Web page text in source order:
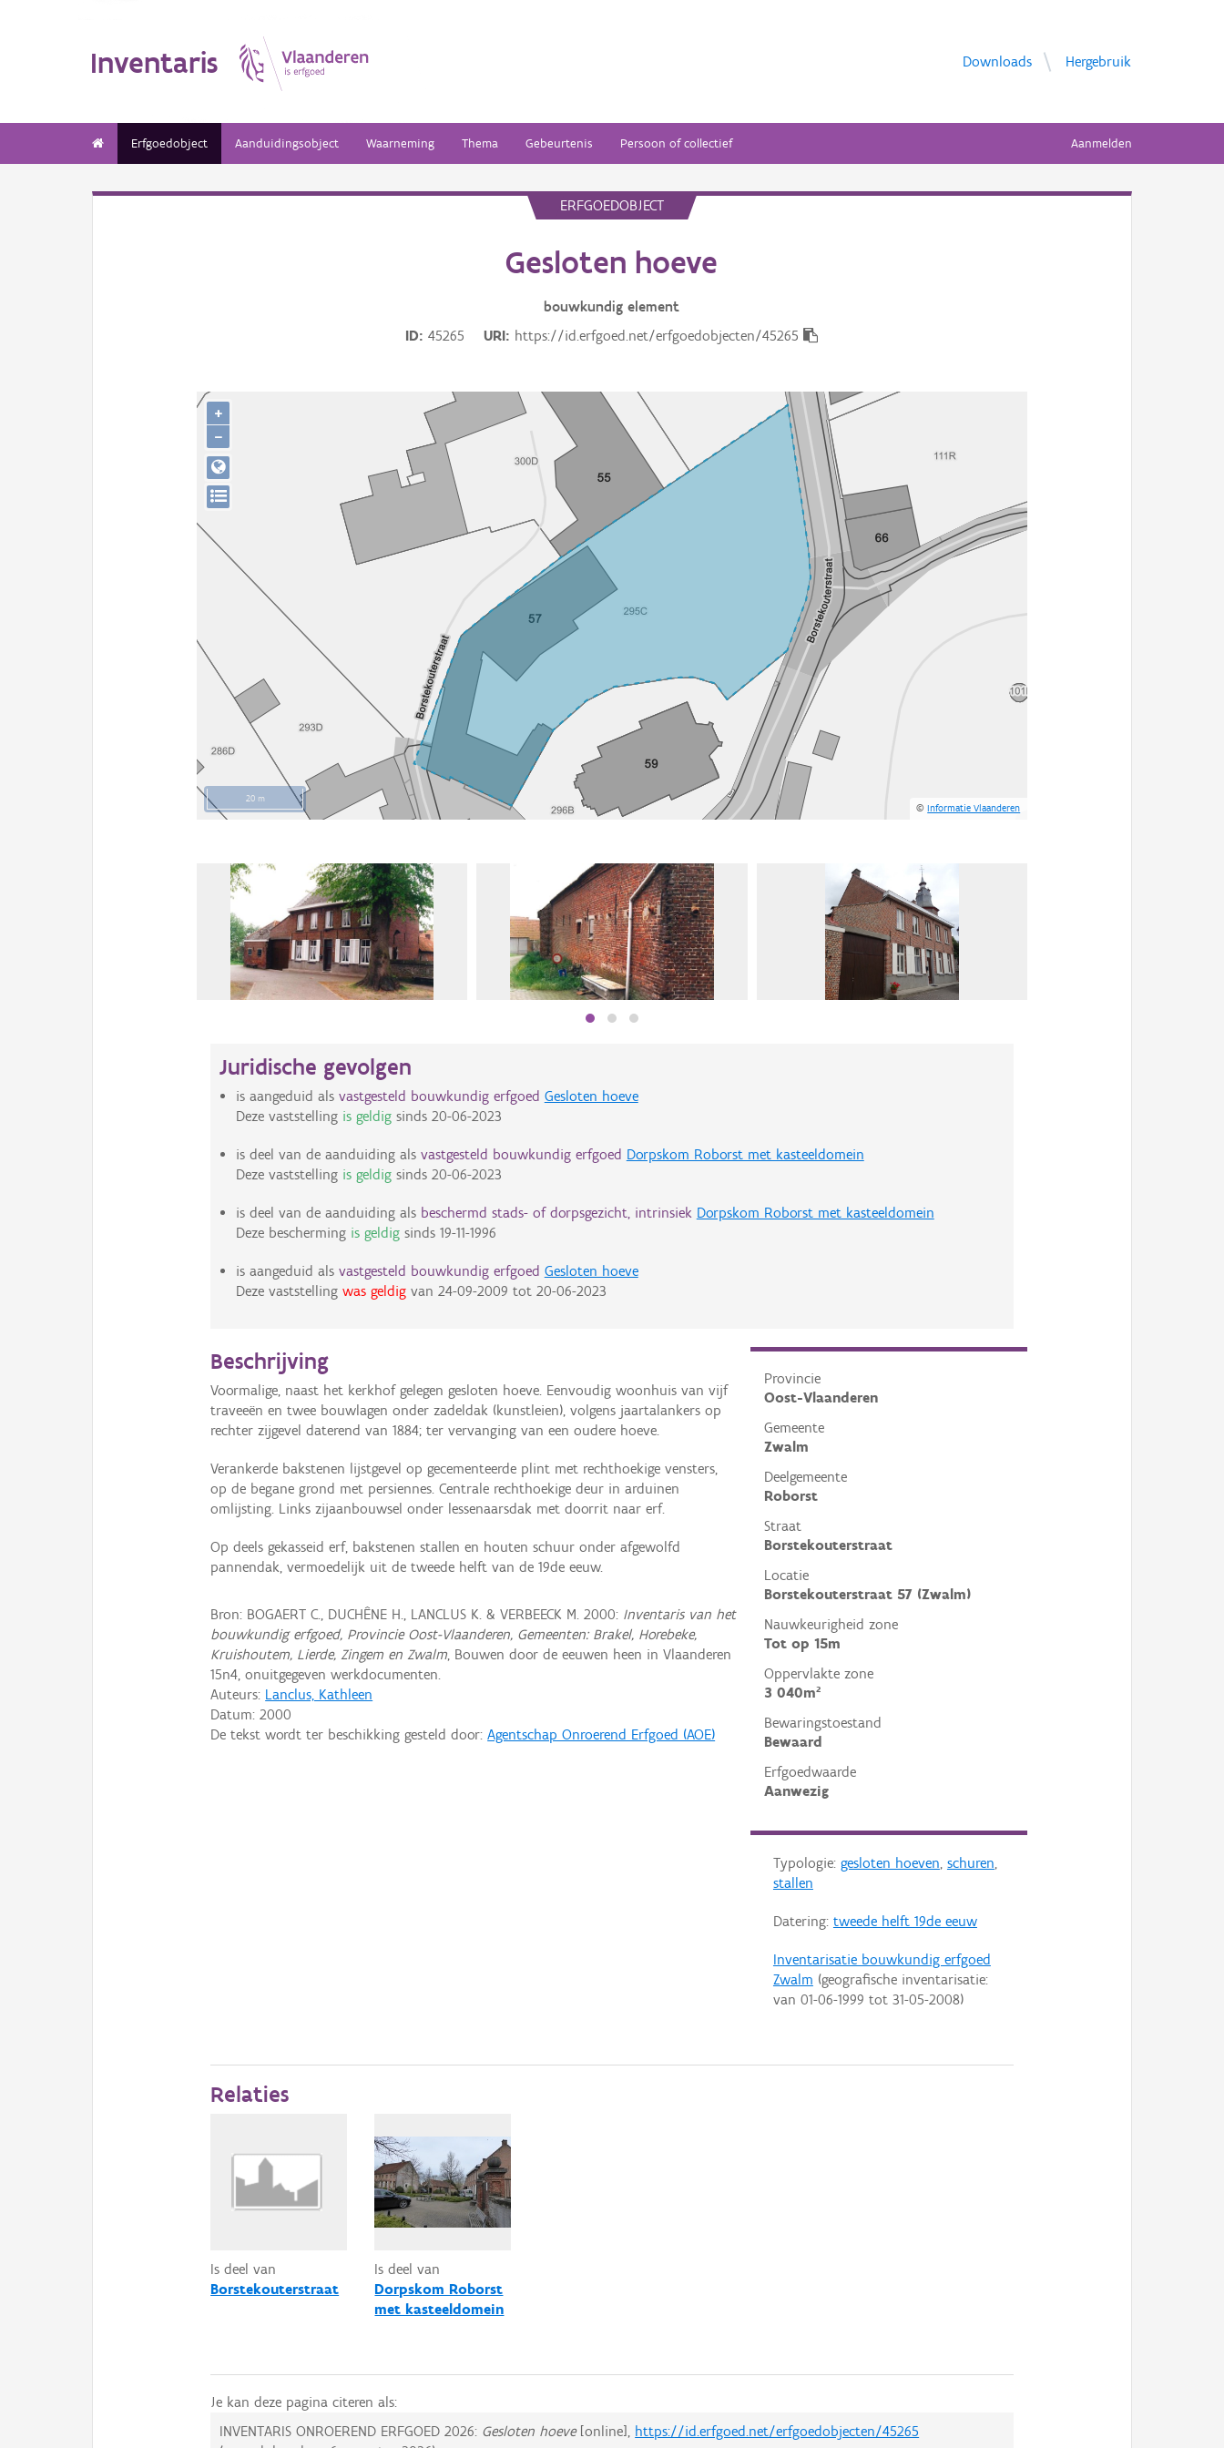
Inventaris Downloads Hergebruik
Erfgoedobject Aanduidingsobject Waarneming Thema Gebeurtenis Persoon of collectief Aanmelden
ERFGOEDOBJECT
Gesloten hoeve
bouwkundig element
ID
45265 URI https://id.erfgoed.net/erfgoedobjecten/45265
20 m
©Informatie Vlaanderen
+
−
Juridische gevolgen
is aangeduid als vastgesteld bouwkundig erfgoed Gesloten hoeve
Deze vaststelling is geldigsinds 20-06-2023
is deel van de aanduiding als vastgesteld bouwkundig erfgoed Dorpskom Roborst met kasteeldomein
Deze vaststelling is geldigsinds 20-06-2023
is deel van de aanduiding als beschermd stads- of dorpsgezicht, intrinsiek Dorpskom Roborst met kasteeldomein
Deze bescherming is geldigsinds 19-11-1996
is aangeduid als vastgesteld bouwkundig erfgoed Gesloten hoeve
Deze vaststelling was geldigvan 24-09-2009 tot 20-06-2023
Provincie
Oost-Vlaanderen
Gemeente
Zwalm
Deelgemeente
Roborst
Straat
Borstekouterstraat
Locatie
Borstekouterstraat 57 (Zwalm)
Nauwkeurigheid zone
Tot op 15m
Oppervlakte zone
3 040m²
Bewaringstoestand
Bewaard
Erfgoedwaarde
Aanwezig
Typologie: gesloten hoeven, schuren,
stallen
Datering: tweede helft 19de eeuw
Inventarisatie bouwkundig erfgoed
Zwalm (geografische inventarisatie:
van 01-06-1999 tot 31-05-2008)
Beschrijving
Voormalige, naast het kerkhof gelegen gesloten hoeve. Eenvoudig woonhuis van vijf
traveeën en twee bouwlagen onder zadeldak (kunstleien), volgens jaartalankers op
rechter zijgevel daterend van 1884; ter vervanging van een oudere hoeve.
Verankerde bakstenen lijstgevel op gecementeerde plint met rechthoekige vensters,
op de begane grond met persiennes. Centrale rechthoekige deur in arduinen
omlijsting. Links zijaanbouwsel onder lessenaarsdak met doorrit naar erf.
Op deels gekasseid erf, bakstenen stallen en houten schuur onder afgewolfd
pannendak, vermoedelijk uit de tweede helft van de 19de eeuw.
Bron: BOGAERT C., DUCHÊNE H., LANCLUS K. & VERBEECK M. 2000: Inventaris van het
bouwkundig erfgoed, Provincie Oost-Vlaanderen, Gemeenten: Brakel, Horebeke,
Kruishoutem, Lierde, Zingem en Zwalm, Bouwen door de eeuwen heen in Vlaanderen
15n4, onuitgegeven werkdocumenten.
Auteurs: Lanclus, Kathleen
Datum:2000
De tekst wordt ter beschikking gesteld door:Agentschap Onroerend Erfgoed (AOE)
Relaties
Is deel van
Borstekouterstraat
Is deel van
Dorpskom Roborst
met kasteeldomein
Je kan deze pagina citeren als:
INVENTARIS ONROEREND ERFGOED 2026: Gesloten hoeve[online], https://id.erfgoed.net/erfgoedobjecten/45265